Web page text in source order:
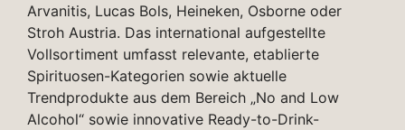
Arvanitis, Lucas Bols, Heineken, Osborne oder
Stroh Austria. Das international aufgestellte
Vollsortiment umfasst relevante, etablierte
Spirituosen-Kategorien sowie aktuelle
Trendprodukte aus dem Bereich „No and Low
Alcohol“ sowie innovative Ready-to-Drink-